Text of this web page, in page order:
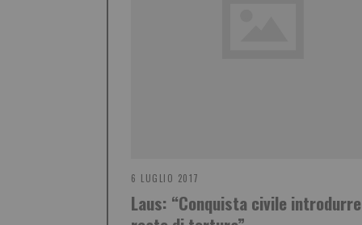
6 LUGLIO 2017
Laus: “Conquista civile